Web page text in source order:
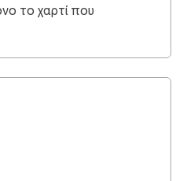
το χαρτί που